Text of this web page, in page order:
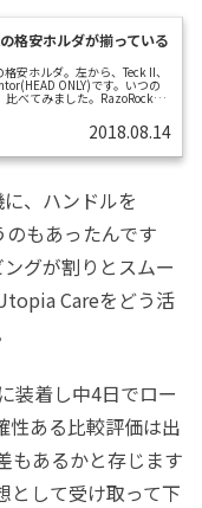
格安ホルダが揃っている
安ホルダ。左から、Teck II、
ONLY)です。いつの
べてみました。RazoRock
は、マイルドで安全性が高
非常にコスパの高いホルダで
2018.08.14
、ハンドルを
もあったんです
グが割りとスムー
Careをどう活
装着し中4日でロー
性ある比較評価は出
もあるかと存じます
として受け取って下